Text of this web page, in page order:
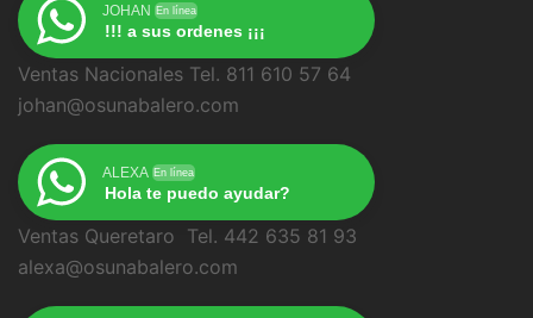
JOHAN En línea
!!! a sus ordenes ¡¡¡
Ventas Nacionales Tel. 811 610 57 64
johan@osunabalero.com
ALEXA En línea
Hola te puedo ayudar?
Ventas Queretaro Tel. 442 635 81 93
alexa@osunabalero.com